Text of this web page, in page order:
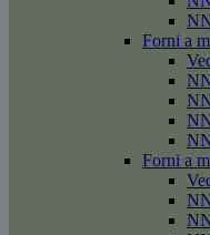
Forni a
Forni a